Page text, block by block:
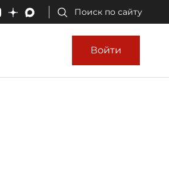
Поиск по сайту
Войти